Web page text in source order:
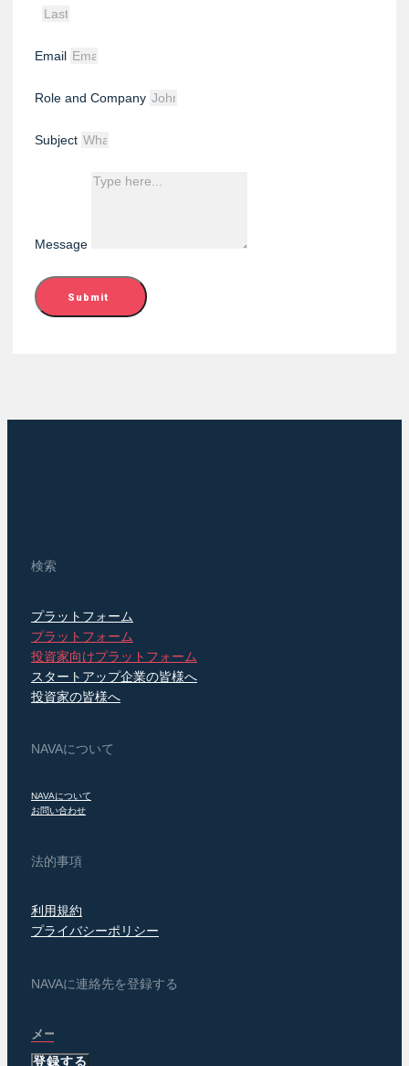
Email
Role and Company
Subject
Message
Submit
検索
プラットフォーム
プラットフォーム
投資家向けプラットフォーム
スタートアップ企業の皆様へ
投資家の皆様へ
NAVAについて
NAVAについて
お問い合わせ
法的事項
利用規約
プライバシーポリシー
NAVAに連絡先を登録する
登録する